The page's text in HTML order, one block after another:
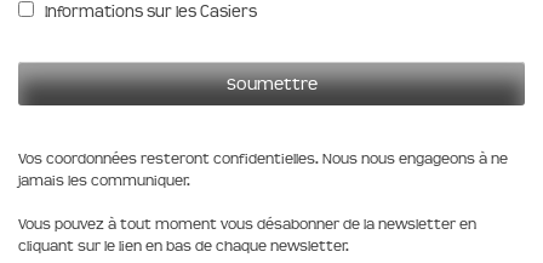
Informations sur les Casiers
Vos coordonnées resteront confidentielles. Nous nous engageons à ne
jamais les communiquer.
Vous pouvez à tout moment vous désabonner de la newsletter en
cliquant sur le lien en bas de chaque newsletter.